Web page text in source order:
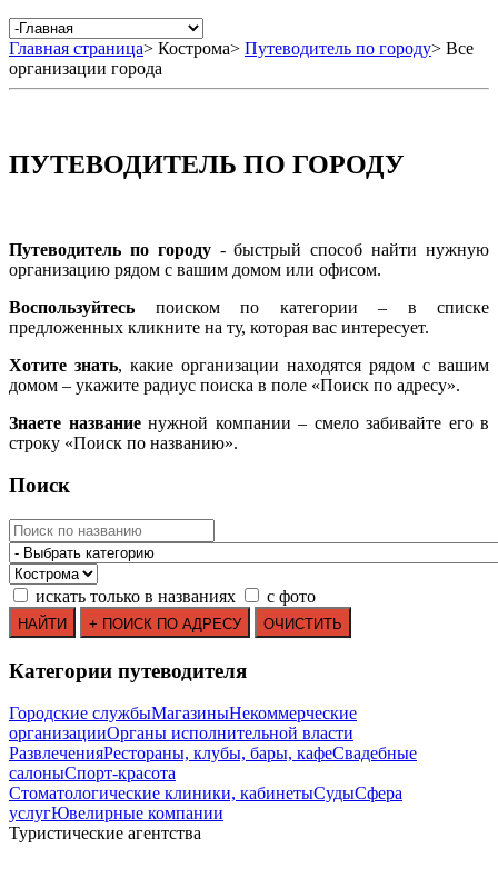
Главная страница> Кострома> Путеводитель по городу> Все
организации города
ПУТЕВОДИТЕЛЬ ПО ГОРОДУ
Путеводитель по городу- быстрый способ найти нужную
организацию рядом с вашим домом или офисом.
Воспользуйтесь поиском по категории – в списке
предложенных кликните на ту, которая вас интересует.
Хотите знать, какие организации находятся рядом с вашим
домом – укажите радиус поиска в поле «Поиск по адресу».
Знаете названиенужной компании – смело забивайте его в
строку «Поиск по названию».
Поиск
искать только в названиях с фото
Категории путеводителя
Городские службыМагазиныНекоммерческие
организацииОрганы исполнительной власти
РазвлеченияРестораны, клубы, бары, кафеСвадебные
салоныСпорт-красота
Стоматологические клиники, кабинетыСудыСфера
услугЮвелирные компании
Туристические агентства